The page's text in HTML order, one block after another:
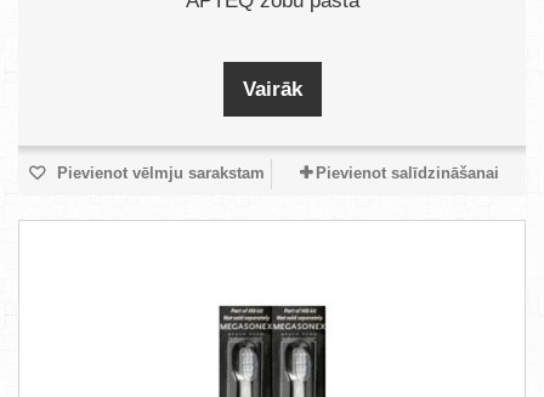
Vairāk
Pievienot vēlmju sarakstam Pievienot salīdzināšanai